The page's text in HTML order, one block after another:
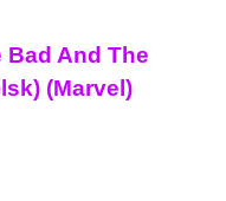
Bad And The
(Marvel)